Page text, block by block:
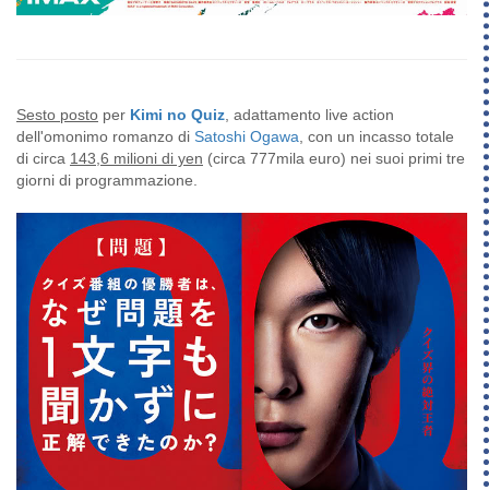
Sesto posto per Kimi no Quiz, adattamento live action
dell'omonimo romanzo di Satoshi Ogawa, con un incasso totale
di circa 143,6 milioni di yen (circa 777mila euro) nei suoi primi tre
giorni di programmazione.